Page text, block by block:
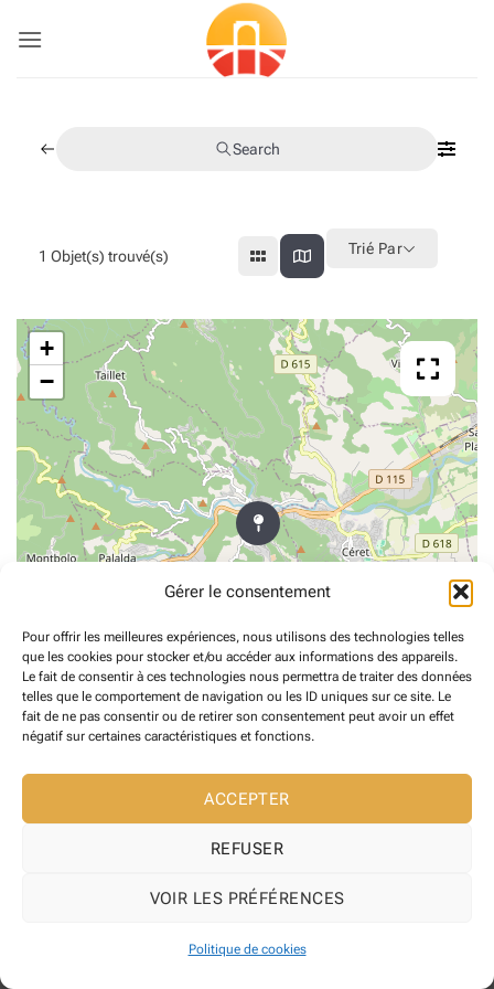
Gérer le consentement
Pour offrir les meilleures expériences, nous utilisons des technologies telles
que les cookies pour stocker et/ou accéder aux informations des appareils.
Le fait de consentir à ces technologies nous permettra de traiter des données
telles que le comportement de navigation ou les ID uniques sur ce site. Le
fait de ne pas consentir ou de retirer son consentement peut avoir un effet
négatif sur certaines caractéristiques et fonctions.
ACCEPTER
REFUSER
VOIR LES PRÉFÉRENCES
Politique de cookies
Search
1 Objet(s) trouvé(s) Trié Par
+
−
Maire de ReynesSite web développé l' Agence web
Pixelicom